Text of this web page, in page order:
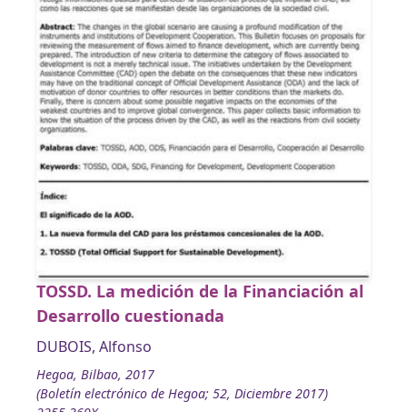
TOSSD. La medición de la Financiación al
Desarrollo cuestionada
DUBOIS, Alfonso
Hegoa, Bilbao, 2017
(Boletín electrónico de Hegoa; 52, Diciembre 2017)